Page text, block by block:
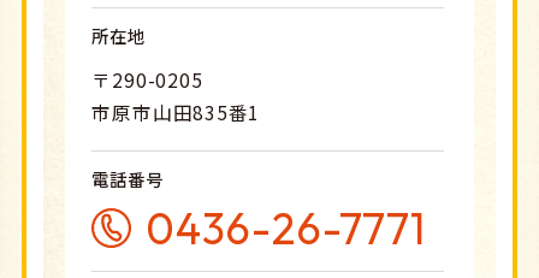
所在地
〒290-0205
市原市山田835番1
電話番号
0436-26-7771